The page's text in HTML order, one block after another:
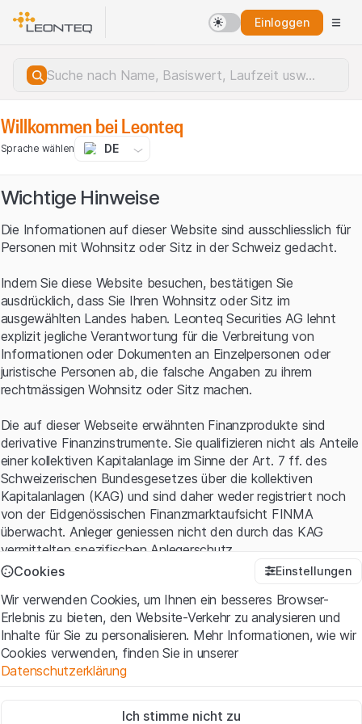
Einloggen
Serverfehler.
Willkommen bei Leonteq
Sprache wählen DE
Wichtige Hinweise
Die Informationen auf dieser Website sind ausschliesslich für
Personen mit Wohnsitz oder Sitz in der Schweiz gedacht.
Indem Sie diese Website besuchen, bestätigen Sie
ausdrücklich, dass Sie Ihren Wohnsitz oder Sitz im
ausgewählten Landes haben. Leonteq Securities AG lehnt
explizit jegliche Verantwortung für die Verbreitung von
Informationen oder Dokumenten an Einzelpersonen oder
juristische Personen ab, die falsche Angaben zu ihrem
rechtmässigen Wohnsitz oder Sitz machen.
Die auf dieser Webseite erwähnten Finanzprodukte sind
derivative Finanzinstrumente. Sie qualifizieren nicht als Anteile
einer kollektiven Kapitalanlage im Sinne der Art. 7 ff. des
Schweizerischen Bundesgesetzes über die kollektiven
Kapitalanlagen (KAG) und sind daher weder registriert noch
von der Eidgenössischen Finanzmarktaufsicht FINMA
überwacht. Anleger geniessen nicht den durch das KAG
vermittelten spezifischen Anlegerschutz.
Mit dem Zugriff auf diese Website der Leonteq Securities AG
(die "Website") erklären Sie, dass Sie die rechtlichen
Informationen und die wichtigen Hinweise und
Nutzungsbedingungenverstanden haben und akzeptieren.
Wenn Sie mit den Nutzungsbedingungen nicht einverstanden
Cookies Einstellungen
Wir verwenden Cookies, um Ihnen ein besseres Browser-
Erlebnis zu bieten, den Website-Verkehr zu analysieren und
Inhalte für Sie zu personalisieren. Mehr Informationen, wie wir
Cookies verwenden, finden Sie in unserer
Datenschutzerklärung
Diese Cookies sind für die Website erforderlich und können nicht
Ich stimme nicht zu